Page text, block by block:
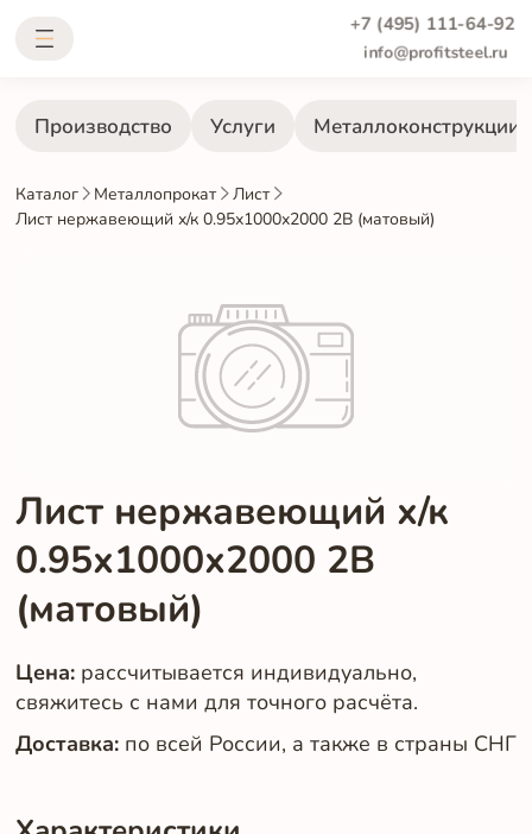
+7 (495) 111-64-92
info@profitsteel.ru
Производство Услуги Металлоконструкции
Каталог Металлопрокат
Лист
Лист нержавеющий х/к 0.95х1000х2000 2B (матовый)
Лист нержавеющий х/к
0.95х1000х2000 2B
(матовый)
Цена: рассчитывается индивидуально,
свяжитесь с нами для точного расчёта.
Доставка: по всей России, а также в страны СНГ